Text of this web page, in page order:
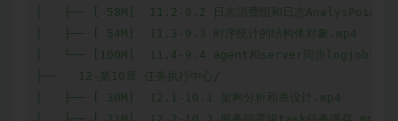
│   ├── [ 58M]  11.2-9.2 日志消费组和日志
│   ├── [ 54M]  11.3-9.3 时序统计的结构体对象.mp4
│   └── [100M]  11.4-9.4 agent和server同步logjob并测
├──   12-第10章 任务执行中心/
│   ├── [ 30M]  12.1-10.1 架构分析和表设计.mp4